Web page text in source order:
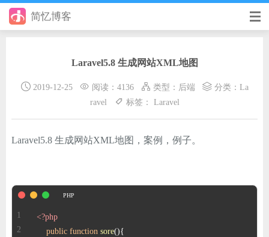
简忆博客
手册
在线工具
优秀个人博客
Laravel5.8 生成网站XML地图
2019-12-25 阅读：4136 类型： 后端 分类： La
ravel
标签： Laravel
Laravel5.8 生成网站XML地图，案例，例子。
<?php
public function sore()